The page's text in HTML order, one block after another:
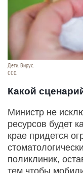
Дети. Вирус.
СС0.
Какой
Министр не
ресурсов будет
крае придется
поликлиник,
тем чтобы